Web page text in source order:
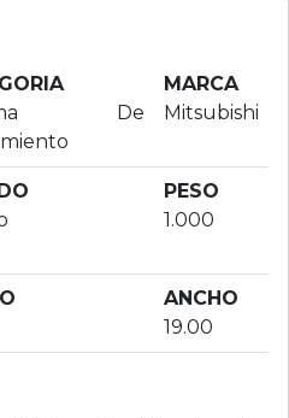
De
MARCA
Mitsubishi
PESO
1.000
ANCHO
19.00